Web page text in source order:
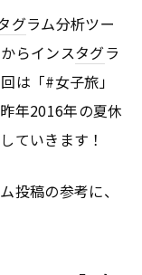
グラム分析ツー
らインスタグラ
は「#女子旅」
年2016年の夏休
ていきます！
投稿の参考に、